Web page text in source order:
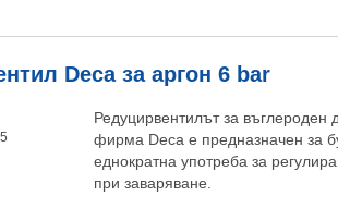
Deca за аргон 6 bar
Редуцирвентилът за въглероден
фирма Deca е предназначен за
еднократна употреба за
при заваряване.